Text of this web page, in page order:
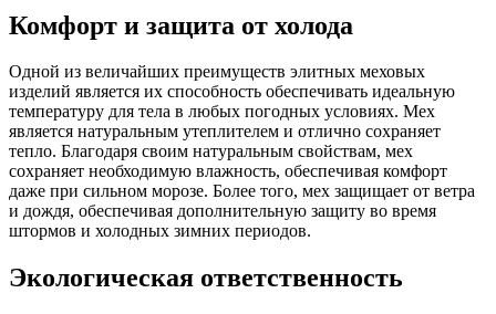
Комфорт и защита от холода
Одной из величайших преимуществ элитных меховых
изделий является их способность обеспечивать идеальную
температуру для тела в любых погодных условиях. Мех
является натуральным утеплителем и отлично сохраняет
тепло. Благодаря своим натуральным свойствам, мех
сохраняет необходимую влажность, обеспечивая комфорт
даже при сильном морозе. Более того, мех защищает от ветра
и дождя, обеспечивая дополнительную защиту во время
штормов и холодных зимних периодов.
Экологическая ответственность